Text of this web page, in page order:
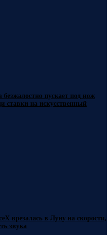
пускает под нож
ставки на искусственный
врезалась в Луну на скорости,
звука